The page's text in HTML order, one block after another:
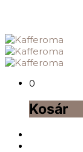
0
Kosár